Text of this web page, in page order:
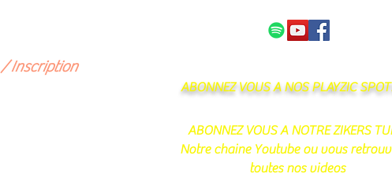
Inscription
ABONNEZ VOUS A NOS PLAYZIC
ABONNEZ VOUS A NOTRE ZIKERS
Notre chaine Youtube ou vous
toutes nos videos